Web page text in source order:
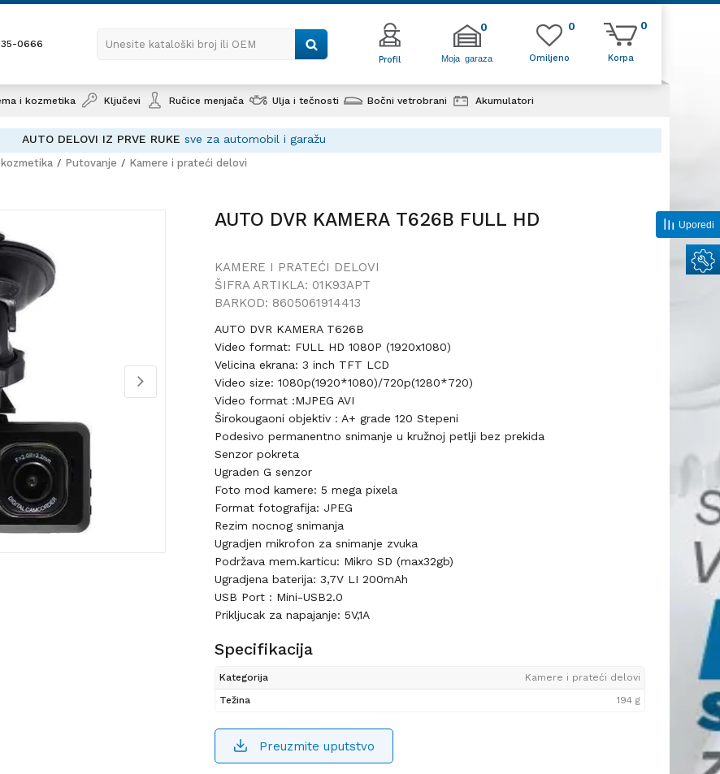
0666 Unesite kataloški broj ili OEM
Profil Moja garaza
0
Korpa
0
Omiljeno
0
i kozmetika Ključevi Ručice menjača Ulja i tečnosti Bočni vetrobrani Akumulatori
AUTO DELOVI IZ PRVE RUKE sve za automobil i garažu
Putovanje Kamere i prateći delovi
AUTO DVR KAMERA T626B FULL HD
KAMERE I PRATEĆI DELOVI
ŠIFRA ARTIKLA: 01K93APT
BARKOD: 8605061914413
AUTO DVR KAMERA T626B
Video format: FULL HD 1080P (1920x1080)
Velicina ekrana: 3 inch TFT LCD
Video size: 1080p(1920*1080)/720p(1280*720)
Video format :MJPEG AVI
Širokougaoni objektiv : A+ grade 120 Stepeni
Podesivo permanentno snimanje u kružnoj petlji bez prekida
Senzor pokreta
Ugraden G senzor
Foto mod kamere: 5 mega pixela
Format fotografija: JPEG
Rezim nocnog snimanja
Ugradjen mikrofon za snimanje zvuka
Podržava mem.karticu: Mikro SD (max32gb)
Ugradjena baterija: 3,7V LI 200mAh
USB Port : Mini-USB2.0
Prikljucak za napajanje: 5V,1A
Specifikacija
Kategorija
Kamere i prateći delovi
Težina
194 g
Preuzmite uputstvo
Uporedi